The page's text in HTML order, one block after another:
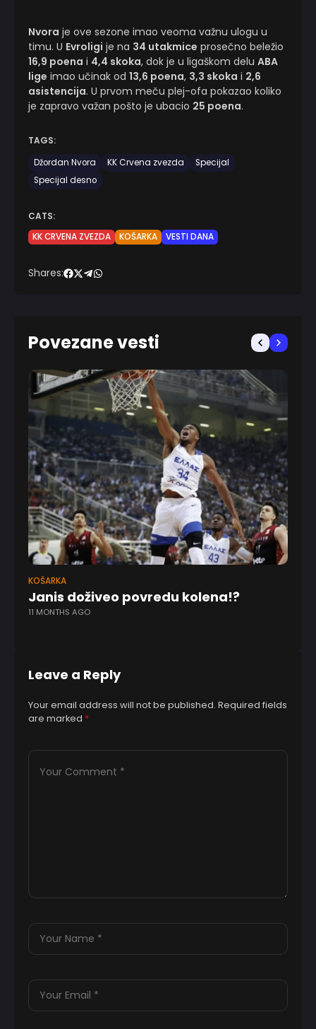
Nvora je ove sezone imao veoma važnu ulogu u
timu. U Evroligi je na 34 utakmice prosečno beležio
16,9 poena i 4,4 skoka, dok je u ligaškom delu ABA
lige imao učinak od 13,6 poena, 3,3 skoka i 2,6
asistencija. U prvom meču plej-ofa pokazao koliko
je zapravo važan pošto je ubacio 25 poena.
TAGS:
Džordan Nvora
KK Crvena zvezda
Specijal
Specijal desno
CATS:
KK CRVENA ZVEZDA
KOŠARKA VESTI DANA
Shares:
Povezane vesti
KOŠARKA
Janis doživeo povredu kolena!?
11 MONTHS AGO
Leave a Reply
Your email address will not be published. Required fields
are marked *